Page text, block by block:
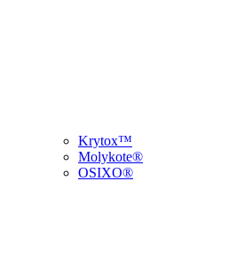
Krytox™
Molykote®
OSIXO®